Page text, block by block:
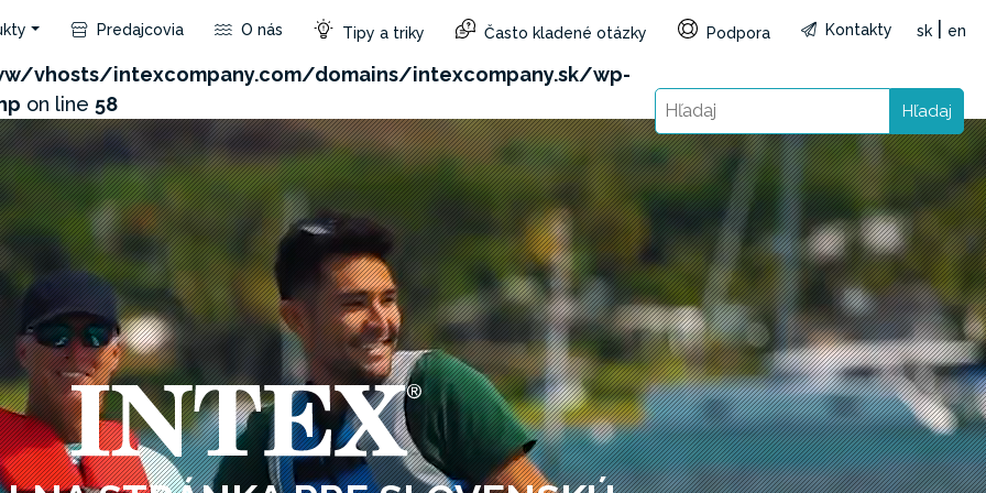
product/api.php?id=2983&not_use_region=1&reg=SK&lang=sk): Failed to open stream: HTTP
vhosts/intexcompany.com/domains/intexcompany.sk/wp-
on line 58
Predajcovia O nás Tipy a triky Často kladené otázky Podpora Kontakty sk en
Hľadaj